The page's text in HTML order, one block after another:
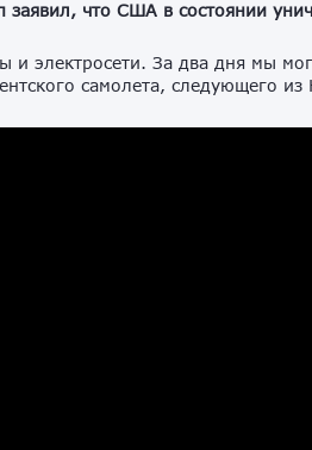
что США в состоянии
и электросети. За два дня мы
самолета, следующего